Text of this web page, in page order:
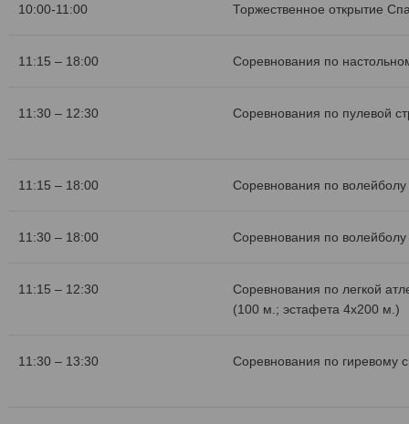
10:00-11:00 Торжественное открытие
11:15 – 18:00 Соревнования по
11:30 – 12:30 Соревнования по пулевой
11:15 – 18:00 Соревнования по
11:30 – 18:00 Соревнования по
11:15 – 12:30
Соревнования по легкой
(100 м.; эстафета 4х200 м.)
11:30 – 13:30 Соревнования по гиревому